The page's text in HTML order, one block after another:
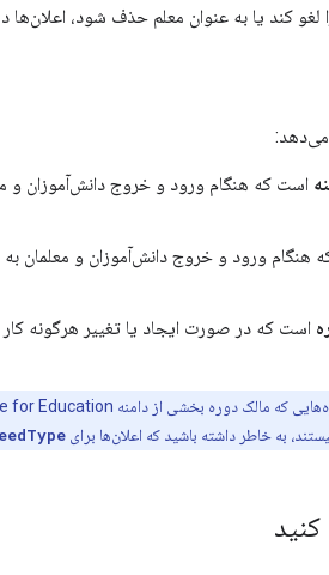
لغو کند یا به عنوان معلم حذف شود،
می‌دهد:
است که هنگام ورود و خروج دانش‌آموزان و
هنگام ورود و خروج دانش‌آموزان و معلمان به
است که در صورت ایجاد یا تغییر هرگونه کار